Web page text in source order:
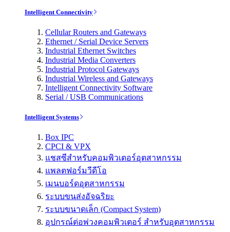
Intelligent Connectivity
Cellular Routers and Gateways
Ethernet / Serial Device Servers
Industrial Ethernet Switches
Industrial Media Converters
Industrial Protocol Gateways
Industrial Wireless and Gateways
Intelligent Connectivity Software
Serial / USB Communications
Intelligent Systems
Box IPC
CPCI & VPX
แชสซีสำหรับคอมพิวเตอร์อุตสาหกรรม
แพลตฟอร์มวีดีโอ
เมนบอร์ดอุตสาหกรรม
ระบบขนส่งอัจฉริยะ
ระบบขนาดเล็ก (Compact System)
อุปกรณ์ต่อพ่วงคอมพิวเตอร์ สำหรับอุตสาหกรรม